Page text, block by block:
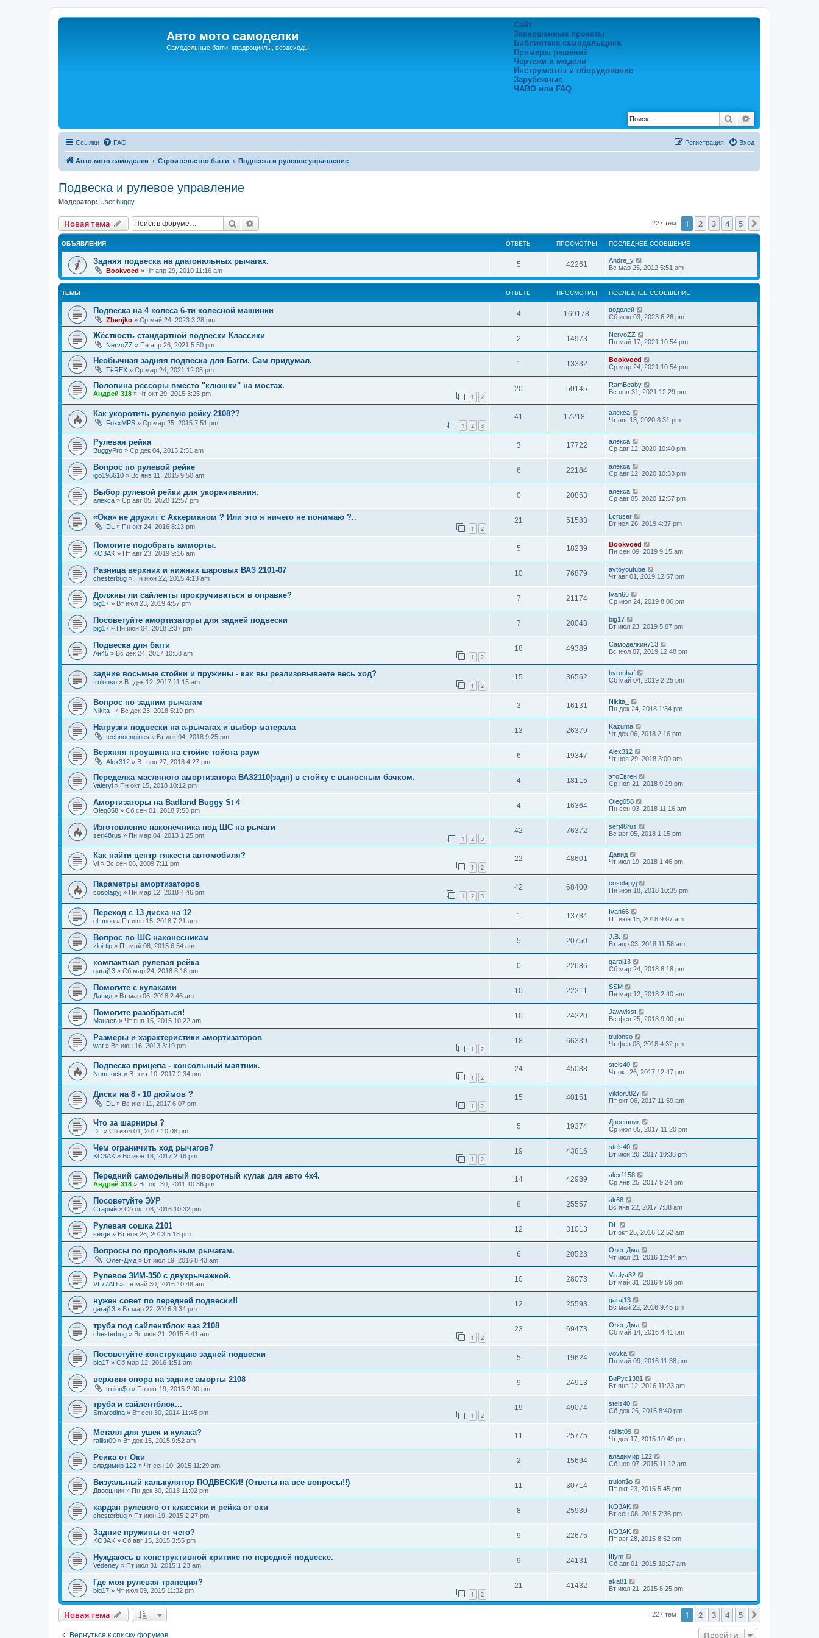
Авто мото самоделки
Самодельные багги, квадроциклы, вездеходы
Сайт
Завершенные проекты
Библиотека самодельщика
Примеры решений
Чертежи и модели
Инструменты и оборудование
Зарубежные
ЧАВО или FAQ
Поиск
Ссылки FAQ Вход
Регистрация
Авто мото самоделки Строительство багги Подвеска и рулевое управление
Подвеска и рулевое управление
Модератор: User buggy
Новая тема Поиск 227 тем 1 2 3 4 5
ОБЪЯВЛЕНИЯ ОТВЕТЫ ПРОСМОТРЫ ПОСЛЕДНЕЕ СООБЩЕНИЕ
Задняя подвеска на диагональных рычагах.
Bookvoed » Чт апр 29, 2010 11:16 am
5 42261
Andre_y
Вс мар 25, 2012 5:51 am
ТЕМЫ ОТВЕТЫ ПРОСМОТРЫ ПОСЛЕДНЕЕ СООБЩЕНИЕ
Подвеска на 4 колеса 6-ти колесной машинки
Zhenjko » Ср май 24, 2023 3:28 pm
4 169178
водолей
Сб июн 03, 2023 6:26 pm
Жёсткость стандартной подвески Классики
NervoZZ » Пн апр 26, 2021 5:50 pm
2 14973
NervoZZ
Пн май 17, 2021 10:54 pm
Необычная задняя подвеска для Багги. Сам придумал.
Ti-REX » Ср мар 24, 2021 12:05 pm
1 13332
Bookvoed
Ср мар 24, 2021 10:54 pm
Половина рессоры вместо "клюшки" на мостах.
Андрей 318 » Чт окт 29, 2015 3:25 pm 1 2
20 50145
RamBeaby
Вс янв 31, 2021 12:29 pm
Как укоротить рулевую рейку 2108??
FoxxMPS » Ср мар 25, 2015 7:51 pm 1 2 3
41 172181
алекса
Чт авг 13, 2020 8:31 pm
Рулевая рейка
BuggyPro » Ср дек 04, 2013 2:51 am
3 17722
алекса
Ср авг 12, 2020 10:40 pm
Вопрос по рулевой рейке
igo196610 » Вс янв 11, 2015 9:50 am
6 22184
алекса
Ср авг 12, 2020 10:33 pm
Выбор рулевой рейки для укорачивания.
алекса » Ср авг 05, 2020 12:57 pm
0 20853
алекса
Ср авг 05, 2020 12:57 pm
«Ока» не дружит с Аккерманом ? Или это я ничего не понимаю ?..
DL » Пн окт 24, 2016 8:13 pm 1 2
21 51583
Lcruser
Вт ноя 26, 2019 4:37 pm
Помогите подобрать амморты.
KO3AK » Пт авг 23, 2019 9:16 am
5 18239
Bookvoed
Пн сен 09, 2019 9:15 am
Разница верхних и нижних шаровых ВАЗ 2101-07
chesterbug » Пн июн 22, 2015 4:13 am
10 76879
avtoyoutube
Чт авг 01, 2019 12:57 pm
Должны ли сайленты прокручиваться в оправке?
big17 » Вт июл 23, 2019 4:57 pm
7 21174
Ivan66
Ср июл 24, 2019 8:06 pm
Посоветуйте амортизаторы для задней подвески
big17 » Пн июн 04, 2018 2:37 pm
7 20043
big17
Вт июл 23, 2019 5:07 pm
Подвеска для багги
Ан45 » Вс дек 24, 2017 10:58 am 1 2
18 49389
Самоделкин713
Вс июл 07, 2019 12:48 pm
задние восьмые стойки и пружины - как вы реализовываете весь ход?
trulonso » Вт дек 12, 2017 11:15 am 1 2
15 36562
byronhaf
Сб май 04, 2019 2:25 pm
Вопрос по задним рычагам
Nikita_ » Вс дек 23, 2018 5:19 pm
3 16131
Nikita_
Пн дек 24, 2018 1:34 pm
Нагрузки подвески на а-рычагах и выбор матерала
technoengines » Вт дек 04, 2018 9:25 pm
13 26379
Kazuma
Чт дек 06, 2018 2:16 pm
Верхняя проушина на стойке тойота раум
Alex312 » Вт ноя 27, 2018 4:27 pm
6 19347
Alex312
Чт ноя 29, 2018 3:00 am
Переделка масляного амортизатора ВАЗ2110(задн) в стойку с выносным бачком.
Valeryi » Пн окт 15, 2018 10:12 pm
4 18115
этоЕвген
Ср ноя 21, 2018 9:19 pm
Амортизаторы на Badland Buggy St 4
Oleg058 » Сб сен 01, 2018 7:53 pm
4 16364
Oleg058
Пн сен 03, 2018 11:16 am
Изготовление наконечника под ШС на рычаги
serj48rus » Пн мар 04, 2013 1:25 pm 1 2 3
42 76372
serj48rus
Вс авг 05, 2018 1:15 pm
Как найти центр тяжести автомобиля?
Vi » Вс сен 06, 2009 7:11 pm 1 2
22 48601
Давид
Чт июл 19, 2018 1:46 pm
Параметры амортизаторов
cosolapyj » Пн мар 12, 2018 4:46 pm 1 2 3
42 68400
cosolapyj
Пн июн 18, 2018 10:35 pm
Переход с 13 диска на 12
el_mon » Пт июн 15, 2018 7:21 am
1 13784
Ivan66
Пт июн 15, 2018 9:07 am
Вопрос по ШС наконесникам
zloi-tip » Пт май 08, 2015 6:54 am
5 20750
J.B.
Вт апр 03, 2018 11:58 am
компактная рулевая рейка
garaj13 » Сб мар 24, 2018 8:18 pm
0 22686
garaj13
Сб мар 24, 2018 8:18 pm
Помогите с кулаками
Давид » Вт мар 06, 2018 2:46 am
10 22211
SSM
Пн мар 12, 2018 2:40 am
Помогите разобраться!
Манаев » Чт янв 15, 2015 10:22 am
10 24220
Jawwisst
Вс фев 25, 2018 9:00 pm
Размеры и характеристики амортизаторов
wat » Вс июн 16, 2013 3:19 pm 1 2
18 66339
trulonso
Чт фев 08, 2018 4:32 pm
Подвеска прицепа - консольный маятник.
NumLock » Вт окт 10, 2017 2:34 pm 1 2
24 45088
stels40
Чт окт 26, 2017 12:47 pm
Диски на 8 - 10 дюймов ?
DL » Вс июн 11, 2017 6:07 pm 1 2
15 40151
viktor0827
Пт окт 06, 2017 11:59 am
Что за шарниры ?
DL » Сб июл 01, 2017 10:08 pm
5 19374
Двоешник
Ср июл 05, 2017 11:20 pm
Чем ограничить ход рычагов?
KO3AK » Вс июн 18, 2017 2:16 pm 1 2
19 43815
stels40
Вт июн 20, 2017 10:38 pm
Передний самодельный поворотный кулак для авто 4х4.
Андрей 318 » Вс окт 30, 2011 10:36 pm
14 42989
alex1158
Ср янв 25, 2017 9:24 pm
Посоветуйте ЭУР
Старый » Сб окт 08, 2016 10:32 pm
8 25557
ak68
Вс янв 22, 2017 7:38 am
Рулевая сошка 2101
serge » Вт ноя 26, 2013 5:18 pm
12 31013
DL
Вт окт 25, 2016 12:52 am
Вопросы по продольным рычагам.
Олег-Дмд » Вт июл 19, 2016 8:43 am
6 20523
Олег-Дмд
Чт июл 21, 2016 12:44 am
Рулевое ЗИМ-350 с двухрычажкой.
VL77AD » Пн май 30, 2016 10:48 am
10 28073
Vitalya32
Вт май 31, 2016 9:59 pm
нужен совет по передней подвески!!
garaj13 » Вт мар 22, 2016 3:34 pm
12 25593
garaj13
Вс май 22, 2016 9:45 pm
труба под сайлентблок ваз 2108
chesterbug » Вс июн 21, 2015 6:41 am 1 2
23 69473
Олег-Дмд
Сб май 14, 2016 4:41 pm
Посоветуйте конструкцию задней подвески
big17 » Сб мар 12, 2016 1:51 am
5 19624
vovka
Пн май 09, 2016 11:38 pm
верхняя опора на задние аморты 2108
trulon$o » Пн окт 19, 2015 2:00 pm
9 24913
ВиРус1381
Вт янв 12, 2016 11:23 am
труба и сайлентблок...
Smarodina » Вт сен 30, 2014 11:45 pm 1 2
19 49074
stels40
Сб дек 26, 2015 8:40 pm
Металл для ушек и кулака?
rallist09 » Вт дек 15, 2015 9:52 am
11 25775
rallist09
Чт дек 17, 2015 10:49 pm
Реика от Оки
владимир 122 » Чт сен 10, 2015 11:29 am
2 15694
владимир 122
Сб ноя 07, 2015 11:12 am
Визуальный калькулятор ПОДВЕСКИ! (Ответы на все вопросы!!)
Двоешник » Пн дек 30, 2013 11:02 pm
11 30714
trulon$o
Пт окт 23, 2015 5:45 pm
кардан рулевого от классики и рейка от оки
chesterbug » Пт июн 19, 2015 2:27 pm
8 25930
KO3AK
Вт сен 08, 2015 7:36 pm
Задние пружины от чего?
KO3AK » Сб авг 15, 2015 3:55 pm
9 22675
KO3AK
Пт авг 28, 2015 8:52 pm
Нуждаюсь в конструктивной критике по передней подвеске.
Vedeney » Пт июл 31, 2015 1:23 am
9 24131
IIIym
Сб авг 01, 2015 10:27 am
Где моя рулевая трапеция?
big17 » Чт июл 09, 2015 11:32 pm 1 2
21 41432
aka81
Вт июл 21, 2015 8:25 pm
Новая тема 227 тем 1 2 3 4 5
Вернуться к списку форумов Перейти